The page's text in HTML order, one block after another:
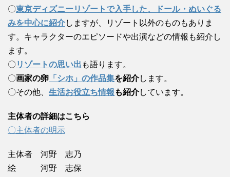
〇東京ディズニーリゾートで入手した、ドール・ぬいぐる
みを中心に紹介しますが、リゾート以外のものもありま
す。キャラクターのエピソードや出演などの情報も紹介し
ます。
〇 リゾートの思い出 も語ります。
〇画家の卵 「シホ」の作品集を紹介します。
〇その他、 生活お役立ち情報 も紹介しています。
主体者の詳細はこちら
〇主体者の明示
主体者 河野 志乃
絵 河野 志保